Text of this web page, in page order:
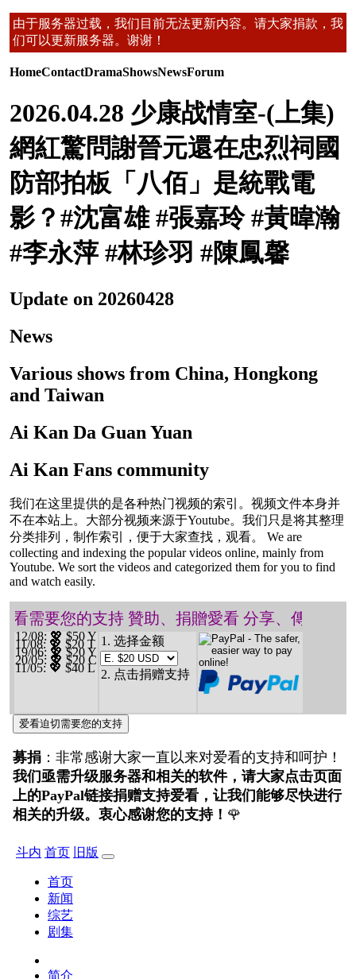
由于服务器过载，我们目前无法更新内容。请大家捐款，我
们可以更新服务器。谢谢！
HomeContactDramaShowsNewsForum
2026.04.28 少康战情室-(上集)
網紅驚問謝晉元還在忠烈祠國
防部拍板「八佰」是統戰電
影？#沈富雄 #張嘉玲 #黃暐瀚
#李永萍 #林珍羽 #陳鳳馨
Update on 20260428
News
Various shows from China, Hongkong
and Taiwan
Ai Kan Da Guan Yuan
Ai Kan Fans community
我们在这里提供的是各种热门视频的索引。视频文件本身并
不在本站上。大部分视频来源于Youtube。我们只是将其整理
分类排列，制作索引，便于大家查找，观看。 We are
collecting and indexing the popular videos online, mainly from
Youtube. We sort the videos and categorized them for you to find
and watch easily.
看需要您的支持 贊助、捐贈愛看 分享、傳播
12/08: 💖 $50 Y
11/08: 💖 $20 T
19/06: 💖 $20 Y
20/05: 💖 $20 C
11/05: 💖 $40 L
1. 选择金额
2. 点击捐赠支持
爱看迫切需要您的支持
募捐 ：非常感谢大家一直以来对爱看的支持和呵护！
我们亟需升级服务器和相关的软件，请大家点击页面
上的PayPal链接捐赠支持爱看，让我们能够尽快进行
相关的升级。衷心感谢您的支持！ 🌹
斗内 首页 旧版
首页
新闻
综艺
剧集
简介